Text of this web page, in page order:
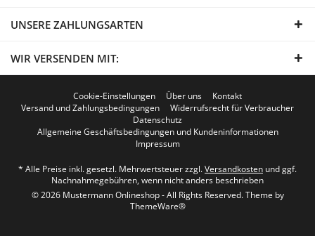
UNSERE ZAHLUNGSARTEN
WIR VERSENDEN MIT:
Cookie-Einstellungen Über uns
Kontakt
Versand und Zahlungsbedingungen
Widerrufsrecht für Verbraucher
Datenschutz
Allgemeine Geschäftsbedingungen und Kundeninformationen
Impressum
* Alle Preise inkl. gesetzl. Mehrwertsteuer zzgl.Versandkosten und ggf.
Nachnahmegebühren, wenn nicht anders beschrieben
© 2026 Mustermann Onlineshop - All Rights Reserved. Theme by
ThemeWare®